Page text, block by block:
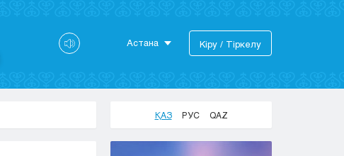
Астана
Актобе
Кіру / Тіркелу
ҚАЗ РУС QAZ